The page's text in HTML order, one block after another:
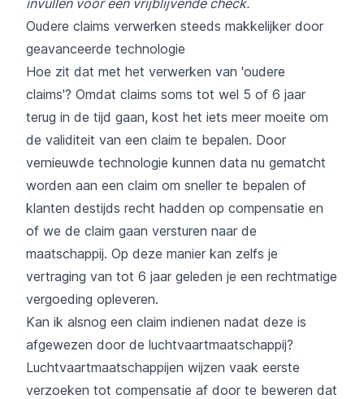
Oudere claims verwerken steeds makkelijker door
geavanceerde technologie
Hoe zit dat met het verwerken van 'oudere
claims'? Omdat claims soms tot wel 5 of 6 jaar
terug in de tijd gaan, kost het iets meer moeite om
de validiteit van een claim te bepalen. Door
vernieuwde technologie kunnen data nu gematcht
worden aan een claim om sneller te bepalen of
klanten destijds recht hadden op compensatie en
of we de claim gaan versturen naar de
maatschappij. Op deze manier kan zelfs je
vertraging van tot 6 jaar geleden je een rechtmatige
vergoeding opleveren.
Kan ik alsnog een claim indienen nadat deze is
afgewezen door de luchtvaartmaatschappij?
Luchtvaartmaatschappijen wijzen vaak eerste
verzoeken tot compensatie af door te beweren dat